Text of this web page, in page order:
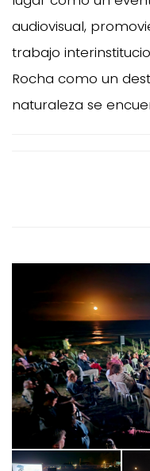
audiovisual,
trabajo
Rocha como un
naturaleza se